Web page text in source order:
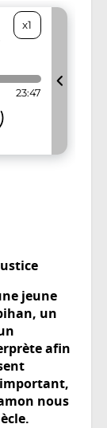
jeune
un
afin
nous